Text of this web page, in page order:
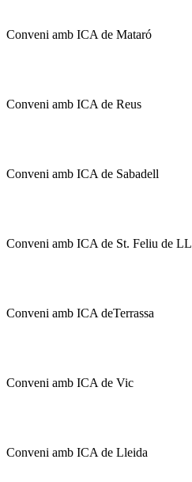
Conveni amb ICA de Mataró
Conveni amb ICA de Reus
Conveni amb ICA de Sabadell
Conveni amb ICA de St. Feliu de LL
Conveni amb ICA deTerrassa
Conveni amb ICA de Vic
Conveni amb ICA de Lleida